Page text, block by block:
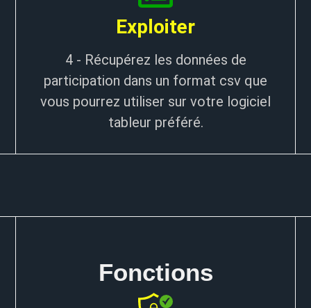
Exploiter
4 - Récupérez les données de
participation dans un format csv que
vous pourrez utiliser sur votre logiciel
tableur préféré.
Fonctions